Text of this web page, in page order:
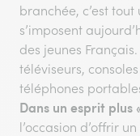
branchée, c’est
s’imposent
des jeunes
téléviseurs,
téléphones
Dans un esprit plus
l’occasion d’offrir